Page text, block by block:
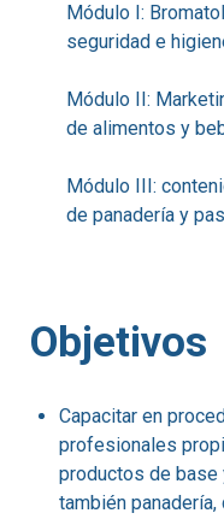
Módulo I:
seguridad e
Módulo II:
de alimentos y
Módulo III:
de panadería y
Objetivos
Capacitar en
profesionales
productos de base
también